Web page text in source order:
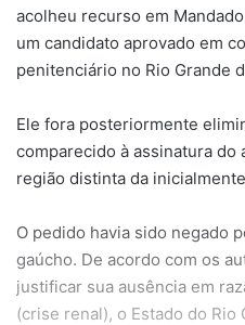
acolheu recurso em
um candidato aprovado em
penitenciário no Rio Grande
Ele fora posteriormente
comparecido à assinatura do
região distinta da
O pedido havia sido negado
gaúcho. De acordo com os
justificar sua ausência em
(crise renal), o Estado do Rio